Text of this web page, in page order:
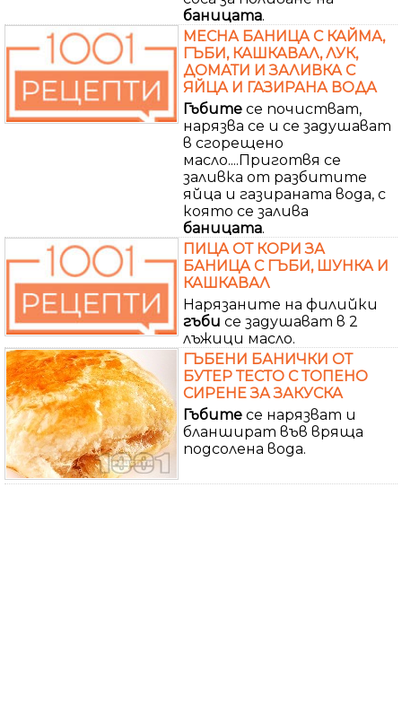
баницата.
МЕСНА БАНИЦА С КАЙМА,
ГЪБИ, КАШКАВАЛ, ЛУК,
ДОМАТИ И ЗАЛИВКА С
ЯЙЦА И ГАЗИРАНА ВОДА
Гъбите се почистват,
нарязва се и се задушават
в сгорещено
масло....Приготвя се
заливка от разбитите
яйца и газираната вода, с
която се залива
баницата.
ПИЦА ОТ КОРИ ЗА
БАНИЦА С ГЪБИ, ШУНКА И
КАШКАВАЛ
Нарязаните на филийки
гъби се задушават в 2
лъжици масло.
ГЪБЕНИ БАНИЧКИ ОТ
БУТЕР ТЕСТО С ТОПЕНО
СИРЕНЕ ЗА ЗАКУСКА
Гъбите се нарязват и
бланшират във вряща
подсолена вода.